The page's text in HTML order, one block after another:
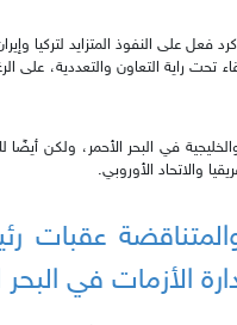
فعل على النفوذ المتزايد لتركيا
تحت راية التعاون والتعددية، على
في البحر الأحمر، ولكن أيضًا
والاتحاد الأوروبي.
عقبات
الأزمات في البحر